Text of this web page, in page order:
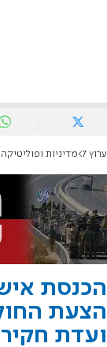
ערוץ 7 מדיניות ופוליטיקה
הכנסת
הצעת
ועדת